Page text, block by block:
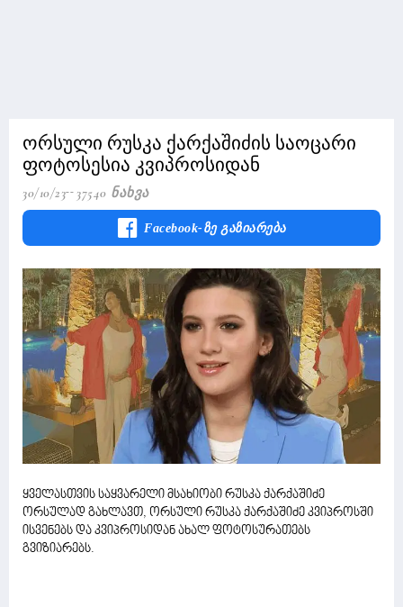
ორსული რუსკა ქარქაშიძის საოცარი
ფოტოსესია კვიპროსიდან
30/10/23 37540 Ნახვა
Facebook-Ზე Გაზიარება
ყველასთვის საყვარელი მსახიობი რუსკა ქარქაშიძე
ორსულად გახლავთ, ორსული რუსკა ქარქაშიძე კვიპროსში
ისვენებს და კვიპროსიდან ახალ ფოტოსურათებს
გვიზიარებს.